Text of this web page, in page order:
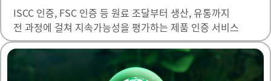
ISCC 인증, FSC 인증 등 원료 조달부터 생산, 유통까지
전 과정에 걸쳐 지속가능성을 평가하는 제품 인증 서비스